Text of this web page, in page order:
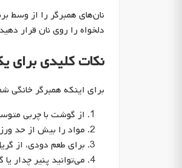
نان‌های همبرگر را از وسط
دلخواه را روی نان قرار
نکات کلیدی برای
برای اینکه همبرگر خانگی
از گوشت با چربی متوسط (حدود 20%) استفاده کنید
مواد را بیش از حد
برای طعم دودی، از
می‌توانید پنیر چدار